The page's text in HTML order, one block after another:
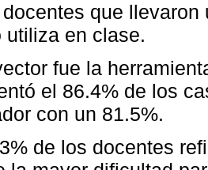
que
utiliza en clase.
fue la
el 86.4% de los
con un 81.5%.
de los docentes